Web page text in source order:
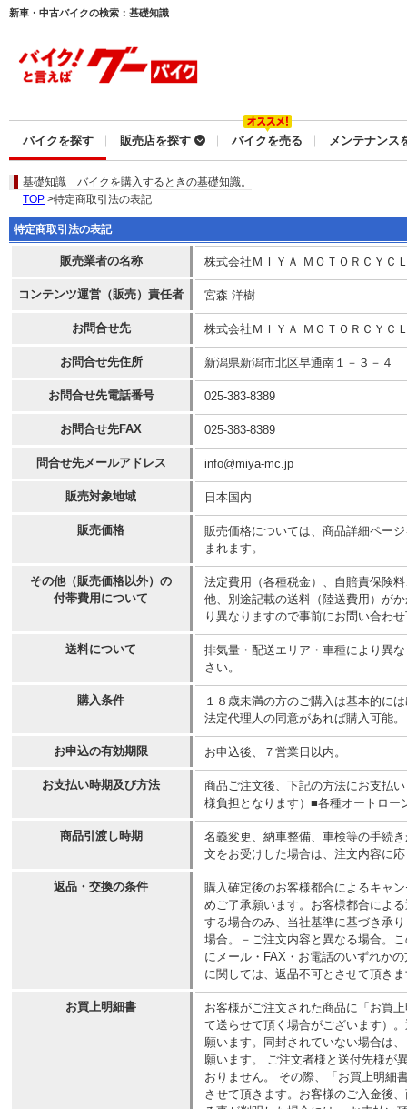
新車・中古バイクの検索：基礎知識
バイクを探す 販売店を探す バイクを売る メンテナンス
基礎知識 バイクを購入するときの基礎知識。
TOP >特定商取引法の表記
特定商取引法の表記
販売業者の名称 株式会社ＭＩＹＡ ＭＯＴＯＲＣＹＣ
コンテンツ運営（販売）責任者 宮森 洋樹
お問合せ先 株式会社ＭＩＹＡ ＭＯＴＯＲＣＹＣ
お問合せ先住所 新潟県新潟市北区早通南１－３－４
お問合せ先電話番号 025-383-8389
お問合せ先FAX 025-383-8389
問合せ先メールアドレス info@miya-mc.jp
販売対象地域 日本国内
販売価格
販売価格については、商品詳細ペー
まれます。
その他（販売価格以外）の
付帯費用について
法定費用（各種税金）、自賠責保険
他、別途記載の送料（陸送費用）が
り異なりますので事前にお問い合わ
送料について
排気量・配送エリア・車種により異
さい。
購入条件
１８歳未満の方のご購入は基本的に
法定代理人の同意があれば購入可能。
お申込の有効期限 お申込後、７営業日以内。
お支払い時期及び方法
商品ご注文後、下記の方法にお支払
様負担となります）■各種オートロー
商品引渡し時期
名義変更、納車整備、車検等の手続
文をお受けした場合は、注文内容に
返品・交換の条件
購入確定後のお客様都合によるキャ
めご了承願います。お客様都合によ
する場合のみ、当社基準に基づき承
場合。－ご注文内容と異なる場合。
にメール・FAX・お電話のいずれか
に関しては、返品不可とさせて頂き
お買上明細書
お客様がご注文された商品に「お買
て送らせて頂く場合がございます）
願います。同封されていない場合は
願います。 ご注文者様と送付先様が
おりません。 その際、「お買上明細
させて頂きます。お客様のご入金後